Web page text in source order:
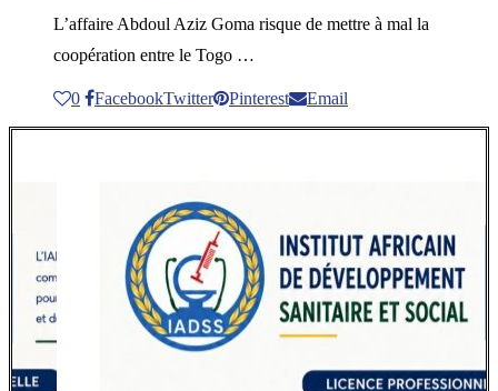
L’affaire Abdoul Aziz Goma risque de mettre à mal la
coopération entre le Togo …
0 FacebookTwitter Pinterest Email